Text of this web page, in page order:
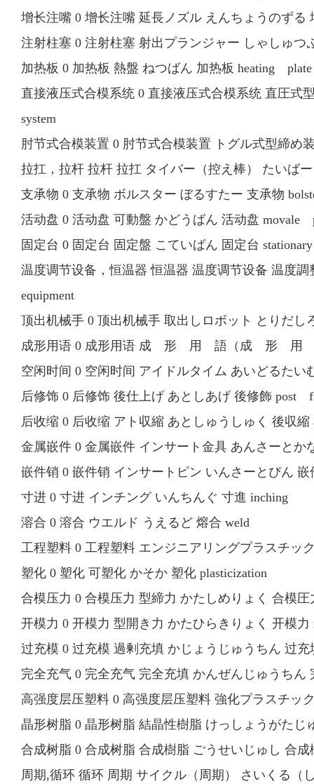
增长注嘴 0 增长注嘴 延長ノズル えんちょうのずる
注射柱塞 0 注射柱塞 射出プランジャー しゃしゅ
加热板 0 加热板 熱盤 ねつばん 加热板 heating plate
直接液压式合模系统 0 直接液压式合模系统 直圧
system
肘节式合模装置 0 肘节式合模装置 トグル式型締
拉扛，拉杆 拉杆 拉扛 タイバー（控え棒） たいば
支承物 0 支承物 ボルスター ぼるすたー 支承物
活动盘 0 活动盘 可動盤 かどうばん 活动盘 movale
固定台 0 固定台 固定盤 こていばん 固定台
温度调节设备，恒温器 恒温器 温度调节设备 温度
equipment
顶出机械手 0 顶出机械手 取出しロボット とりだ
成形用语 0 成形用语 成 形 用 語（成 形 用
空闲时间 0 空闲时间 アイドルタイム あいどるた
后修饰 0 后修饰 後仕上げ あとしあげ 後修飾 post
后收缩 0 后收缩 アト収縮 あとしゅうしゅく 後収
金属嵌件 0 金属嵌件 インサート金具 あんさーと
嵌件销 0 嵌件销 インサートピン いんさーとぴん
寸进 0 寸进 インチング いんちんぐ 寸進 inching
溶合 0 溶合 ウエルド うえるど 熔合 weld
工程塑料 0 工程塑料 エンジニアリングプラスチッ
塑化 0 塑化 可塑化 かそか 塑化 plasticization
合模压力 0 合模压力 型締力 かたしめりょく 合模
开模力 0 开模力 型開き力 かたひらきりょく 开模
过充模 0 过充模 過剰充填 かじょうじゅうちん 过
完全充气 0 完全充气 完全充填 かんぜんじゅうち
高强度层压塑料 0 高强度层压塑料 強化プラスチ
晶形树脂 0 晶形树脂 結晶性樹脂 けっしょうがた
合成树脂 0 合成树脂 合成樹脂 ごうせいじゅし 合
周期,循环 循环 周期 サイクル（周期） さいくる（